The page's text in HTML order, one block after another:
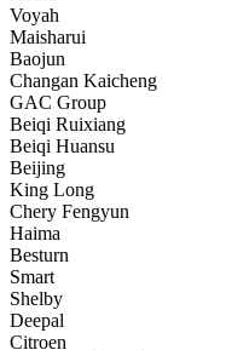
Voyah
Maisharui
Baojun
Changan Kaicheng
GAC Group
Beiqi Ruixiang
Beiqi Huansu
Beijing
King Long
Chery Fengyun
Haima
Besturn
Smart
Shelby
Deepal
Citroen